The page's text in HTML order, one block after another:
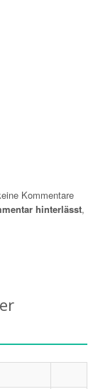
Kommentare
hinterlässt,